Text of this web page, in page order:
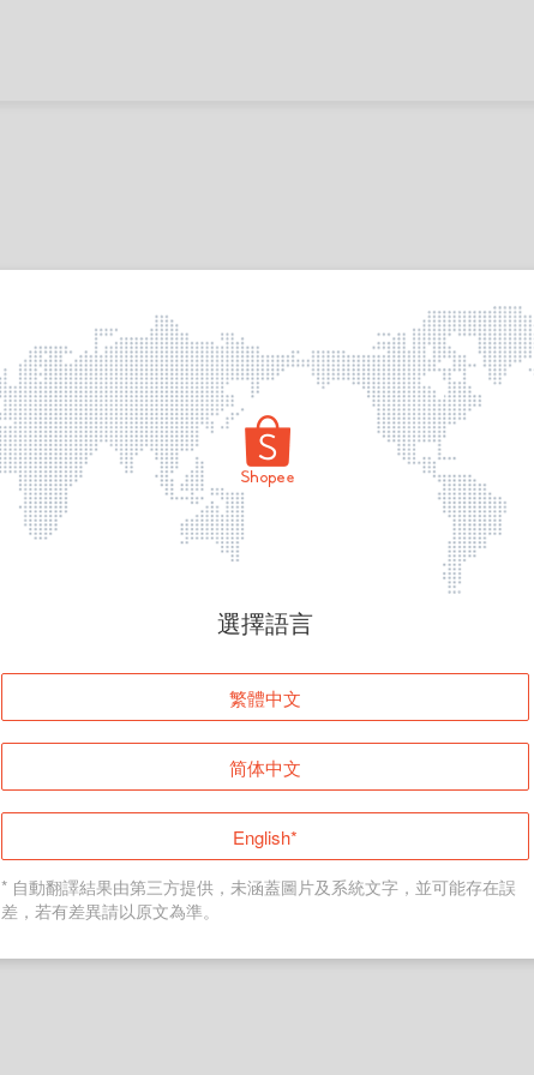
頁面無法顯示
登入
返回首頁
選擇語言
繁體中文
简体中文
English*
* 自動翻譯結果由第三方提供，未涵蓋圖片及系統文字，並可能存在誤
差，若有差異請以原文為準。